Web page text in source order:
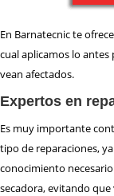
En Barnatecnic te
cual aplicamos lo
vean afectados.
Expertos en
Es muy importante
tipo de reparaciones,
conocimiento
secadora, evitando